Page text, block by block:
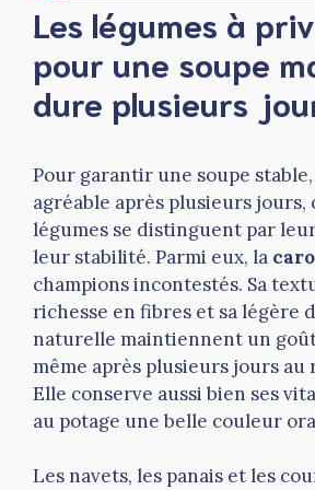
Les légumes à
pour une soupe
dure plusieurs
Pour garantir une soupe
agréable après plusieurs jours,
légumes se distinguent par
leur stabilité. Parmi eux, la
champions incontestés. Sa
richesse en fibres et sa légère
naturelle maintiennent un
même après plusieurs jours
Elle conserve aussi bien ses
au potage une belle couleur
Les navets, les panais et les